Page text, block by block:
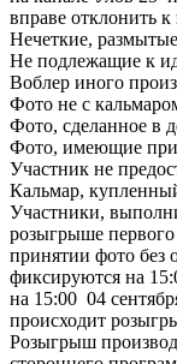
вправе отклонить
Нечеткие,
Не подлежащие к
Воблер иного
Фото не с
Фото, сделанное в
Фото, имеющие
Участник не
Кальмар,
Участники,
розыгрыше первого
принятии фото без
фиксируются на
на 15:00 04
происходит
Розыгрыш